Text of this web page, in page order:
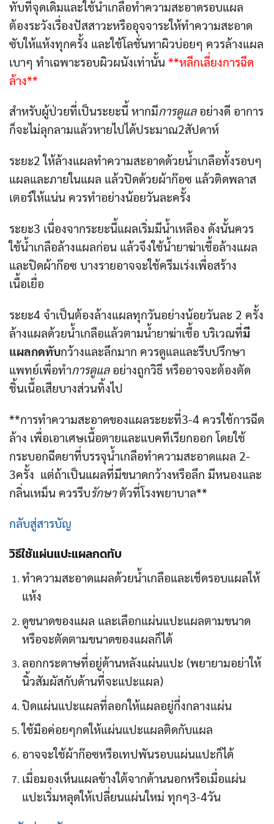
ทับที่จุดเดิมและใช้น้ำเกลือทำความสะอาดรอบแผล
ต้องระวังเรื่องปัสสาวะหรืออุจจาระให้ทำความสะอาด
ซับให้แห้งทุกครั้ง และใช้โลชั่นทาผิวบ่อยๆ ควรล้างแผล
เบาๆ ทำเฉพาะรอบผิวผนังเท่านั้น **หลีกเลี่ยงการฉีด
ล้าง**
สำหรับผู้ป่วยที่เป็นระยะนี้ หากมีการดูแล อย่างดี อาการ
ก็จะไม่ลุกลามแล้วหายไปได้ประมาณ2สัปดาห์
ระยะ2 ให้ล้างแผลทำความสะอาดด้วยน้ำเกลือทั้งรอบๆ
แผลและภายในแผล แล้วปิดด้วยผ้าก๊อซ แล้วติดพลาส
เตอร์ให้แน่น ควรทำอย่างน้อยวันละครั้ง
ระยะ3 เนื่องจากระยะนี้แผลเริ่มมีน้ำเหลือง ดังนั้นควร
ใช้น้ำเกลือล้างแผลก่อน แล้วจึงใช้น้ำยาฆ่าเชื้อล้างแผล
และปิดผ้าก๊อซ บางรายอาจจะใช้ครีมเร่งเพื่อสร้าง
เนื้อเยื่อ
ระยะ4 จำเป็นต้องล้างแผลทุกวันอย่างน้อยวันละ 2 ครั้ง
ล้างแผลด้วยน้ำเกลือแล้วตามน้ำยาฆ่าเชื้อ บริเวณที่มี
แผลกดทับกว้างและลึกมาก ควรดูแลและรีบปรึกษา
แพทย์เพื่อทำการดูแล อย่างถูกวิธี หรืออาจจะต้องตัด
ชิ้นเนื้อเสียบางส่วนทิ้งไป
**การทำความสะอาดของแผลระยะที่3-4 ควรใช้การฉีด
ล้าง เพื่อเอาเศษเนื้อตายและแบคทีเรียกออก โดยใช้
กระบอกฉีดยาที่บรรจุน้ำเกลือทำความสะอาดแผล 2-
3ครั้ง แต่ถ้าเป็นแผลที่มีขนาดกว้างหรือลึก มีหนองและ
กลิ่นเหม็น ควรรีบรักษาตัวที่โรงพยาบาล**
กลับสู่สารบัญ
วิธีใช้แผ่นแปะแผลกดทับ
ทำความสะอาดแผลด้วยน้ำเกลือและเช็ดรอบแผลให้
แห้ง
ดูขนาดของแผล และเลือกแผ่นแปะแผลตามขนาด
หรือจะตัดตามขนาดของแผลก็ได้
ลอกกระดาษที่อยู่ด้านหลังแผ่นแปะ (พยายามอย่าให้
นิ้วสัมผัสกับด้านที่จะแปะแผล)
ปิดแผ่นแปะแผลที่ลอกให้แผลอยู่กึ่งกลางแผ่น
ใช้มือค่อยๆกดให้แผ่นแปะแผลติดกับแผล
อาจจะใช้ผ้าก๊อซหรือเทปพันรอบแผ่นแปะก็ได้
เมื่อมองเห็นแผลข้างใต้จากด้านนอกหรือเมื่อแผ่น
แปะเริ่มหลุดให้เปลี่ยนแผ่นใหม่ ทุกๆ3-4วัน